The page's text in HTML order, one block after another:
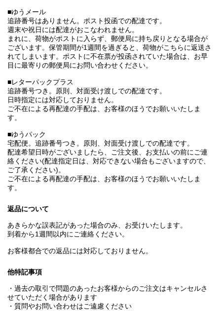
■ゆうメール
追跡番号はありません。ポスト投函での配達です。
週末や祝日には配達がおこなわれません。
まれに、荷物がポストに入らず、郵便局に持ち戻りとなる場合が
ございます。保管期間が1週間を過ぎると、荷物がこちらに返送さ
れてしまいます。ポストに不在票が投函されていた場合は、お早
目に最寄りの郵便局にお問い合わせください。
■レターパックプラス
追跡番号つき。原則、対面受け渡しでの配達です。
日時指定には対応しておりません。
ご不在による再配達の手配は、お客様のほうでお願いいたしま
す。
■ゆうパック
宅配便。追跡番号つき。原則、対面受け渡しでの配達です。
配達希望日時がございましたら、ご注文後、お支払いの前にご連
絡ください(配達指定日は、対応できない場合もございますので、
ご了承ください)。
ご不在による再配達の手配は、お客様のほうでお願いいたしま
す。
返品について
あきらかな誤表記があった場合のみ、お受けいたします。
到着から1週間以内にご連絡ください。
お客様都合での返品には対応しておりません。
他特記事項
・過去の取引で問題のあったお客様からのご注文はキャンセルさ
せていただく場合があります
・質問やお問い合わせはご遠慮ください